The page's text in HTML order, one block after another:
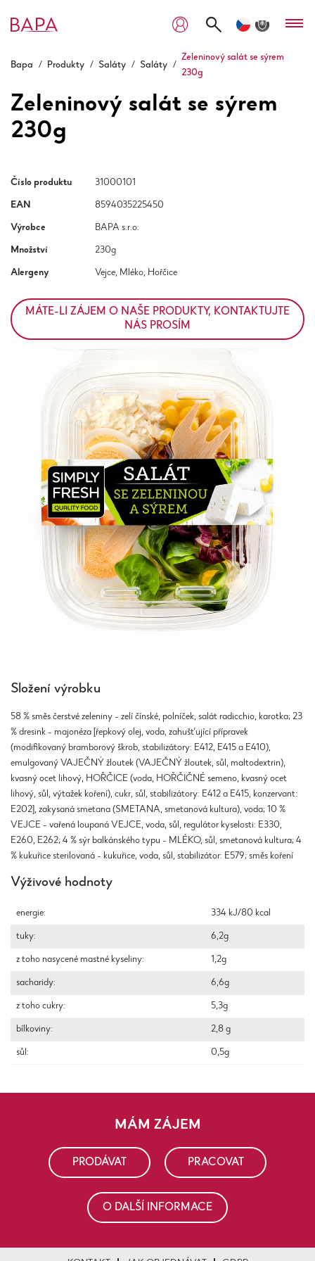
Bapa / Produkty / Saláty / Saláty /
Zeleninový salát se sýrem
230g
Zeleninový salát se sýrem
230g
Číslo produktu 31000101
EAN 8594035225450
Výrobce BAPA s.r.o.
Množství 230g
Alergeny Vejce, Mléko, Hořčice
MÁTE-LI ZÁJEM O NAŠE PRODUKTY, KONTAKTUJTE
NÁS PROSÍM
Složení výrobku
58 % směs čerstvé zeleniny - zelí čínské, polníček, salát radicchio, karotka; 23
% dresink - majonéza [řepkový olej, voda, zahušťující přípravek
(modifikovaný bramborový škrob, stabilizátory: E412, E415 a E410),
emulgovaný VAJEČNÝ žloutek (VAJEČNÝ žloutek, sůl, maltodextrin),
kvasný ocet lihový, HOŘČICE (voda, HOŘČIČNÉ semeno, kvasný ocet
lihový, sůl, výtažek koření), cukr, sůl, stabilizátory: E412 a E415, konzervant:
E202], zakysaná smetana (SMETANA, smetanová kultura), voda; 10 %
VEJCE - vařená loupaná VEJCE, voda, sůl, regulátor kyselosti: E330,
E260, E262; 4 % sýr balkánského typu - MLÉKO, sůl, smetanová kultura; 4
% kukuřice sterilovaná - kukuřice, voda, sůl, stabilizátor: E579; směs koření
Výživové hodnoty
energie: 334 kJ/80 kcal
tuky: 6,2g
z toho nasycené mastné kyseliny: 1,2g
sacharidy: 6,6g
z toho cukry: 5,3g
bílkoviny: 2,8 g
sůl: 0,5g
MÁM ZÁJEM
PRODÁVAT PRACOVAT
O DALŠÍ INFORMACE